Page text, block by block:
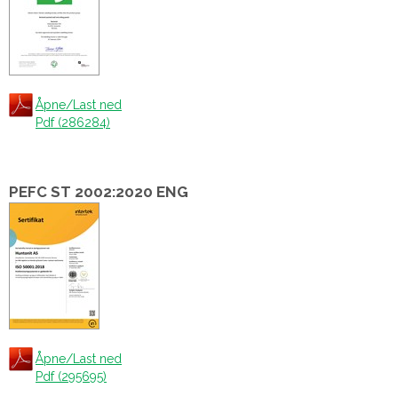
Åpne/Last ned
Pdf (286284)
PEFC ST 2002:2020 ENG
Åpne/Last ned
Pdf (295695)